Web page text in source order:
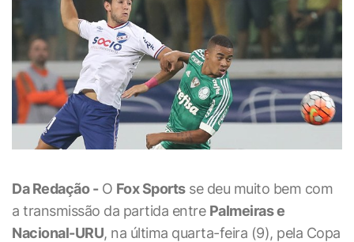
Da Redação -O Fox Sportsse deu muito bem com
a transmissão da partida entre Palmeiras e
Nacional-URU, na última quarta-feira (9), pela Copa